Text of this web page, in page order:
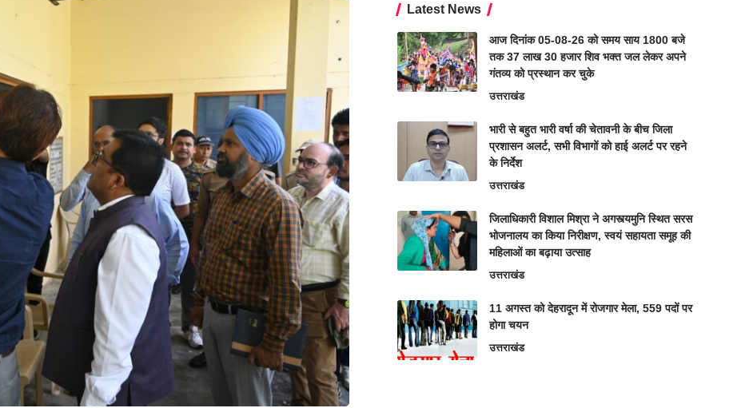
Latest News
आज दिनांक 05-08-26 को समय साय 1800 बजे
तक 37 लाख 30 हजार शिव भक्त जल लेकर अपने
गंतव्य को प्रस्थान कर चुके
उत्तराखंड
भारी से बहुत भारी वर्षा की चेतावनी के बीच जिला
प्रशासन अलर्ट, सभी विभागों को हाई अलर्ट पर रहने
के निर्देश
उत्तराखंड
जिलाधिकारी विशाल मिश्रा ने अगस्त्यमुनि स्थित सरस
भोजनालय का किया निरीक्षण, स्वयं सहायता समूह की
महिलाओं का बढ़ाया उत्साह
उत्तराखंड
11 अगस्त को देहरादून में रोजगार मेला, 559 पदों पर
होगा चयन
उत्तराखंड